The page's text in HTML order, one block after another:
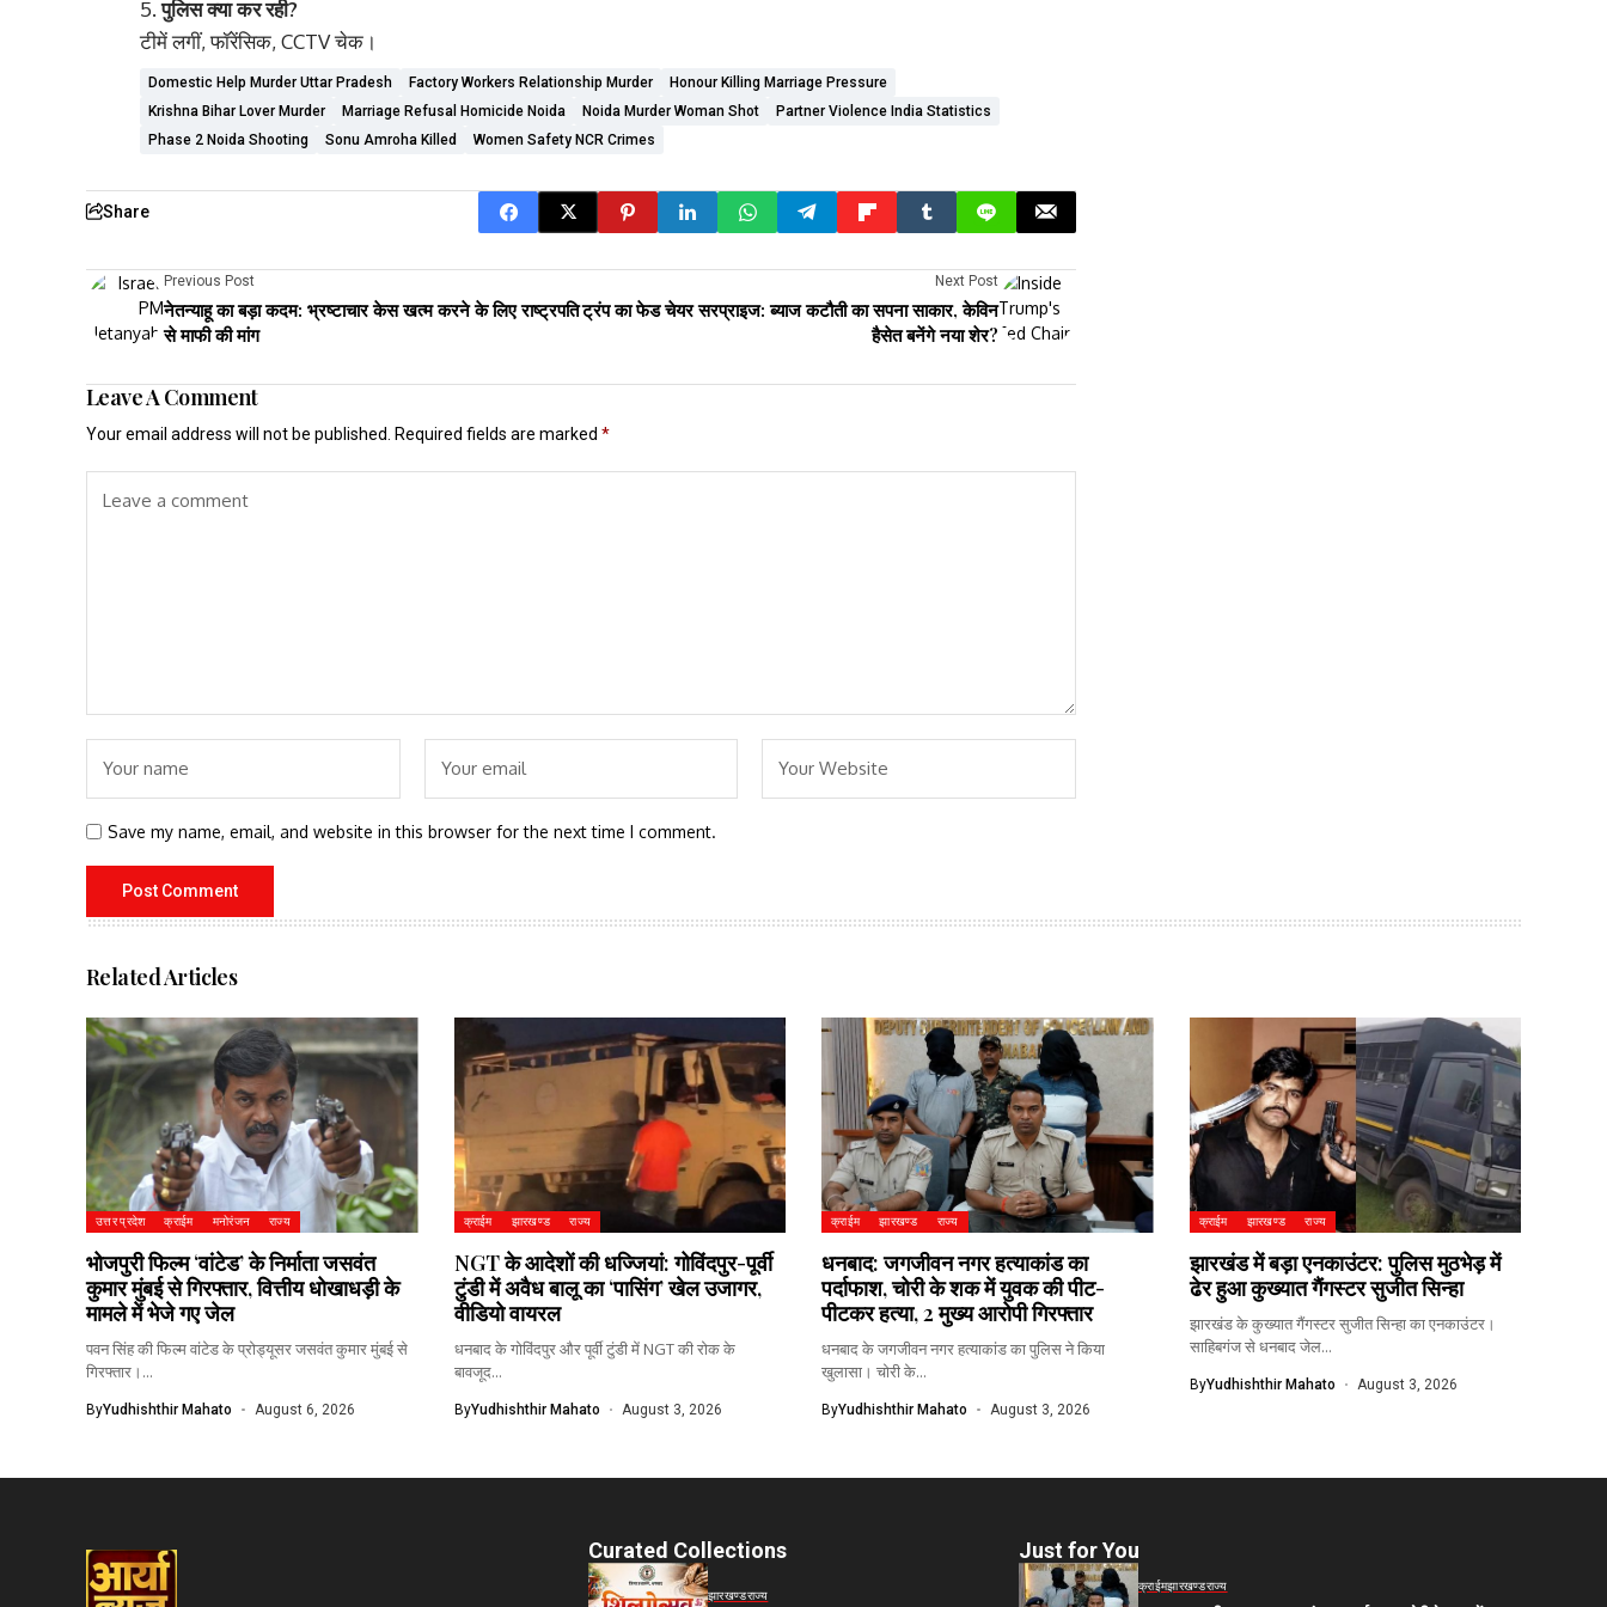
पुलिस क्या कर रही?
टीमें लगीं, फॉरेंसिक, CCTV चेक।
Domestic Help Murder Uttar Pradesh Factory Workers Relationship Murder
Honour Killing Marriage Pressure
Krishna Bihar Lover Murder
Marriage Refusal Homicide Noida Noida Murder Woman Shot
Partner Violence India Statistics
Phase 2 Noida Shooting
Sonu Amroha Killed Women Safety NCR Crimes
Share
Previous Post
नेतन्याहू का बड़ा कदम: भ्रष्टाचार केस खत्म करने के लिए राष्ट्रपति
से माफी की मांग
Next Post
ट्रंप का फेड चेयर सरप्राइज: ब्याज कटौती का सपना साकार, केविन
हैसेत बनेंगे नया शेर?
Leave A Comment
Your email address will not be published. Required fields are marked *
Save my name, email, and website in this browser for the next time I comment.
Related Articles
उत्तर प्रदेश क्राईम मनोरंजन राज्य
भोजपुरी फिल्म ‘वांटेड’ के निर्माता जसवंत
कुमार मुंबई से गिरफ्तार, वित्तीय धोखाधड़ी के
मामले में भेजे गए जेल
पवन सिंह की फिल्म वांटेड के प्रोड्यूसर जसवंत कुमार मुंबई से
गिरफ्तार।...
ByYudhishthir Mahato August 6, 2026
क्राईम झारखण्ड राज्य
NGT के आदेशों की धज्जियां: गोविंदपुर-पूर्वी
टुंडी में अवैध बालू का ‘पासिंग’ खेल उजागर,
वीडियो वायरल
धनबाद के गोविंदपुर और पूर्वी टुंडी में NGT की रोक के
बावजूद...
ByYudhishthir Mahato August 3, 2026
क्राईम झारखण्ड राज्य
धनबाद: जगजीवन नगर हत्याकांड का
पर्दाफाश, चोरी के शक में युवक की पीट-
पीटकर हत्या, 2 मुख्य आरोपी गिरफ्तार
धनबाद के जगजीवन नगर हत्याकांड का पुलिस ने किया
खुलासा। चोरी के...
ByYudhishthir Mahato August 3, 2026
क्राईम झारखण्ड राज्य
झारखंड में बड़ा एनकाउंटर: पुलिस मुठभेड़ में
ढेर हुआ कुख्यात गैंगस्टर सुजीत सिन्हा
झारखंड के कुख्यात गैंगस्टर सुजीत सिन्हा का एनकाउंटर।
साहिबगंज से धनबाद जेल...
ByYudhishthir Mahato August 3, 2026
Curated Collections
झारखण्डराज्य
Just for You
क्राईमझारखण्डराज्य